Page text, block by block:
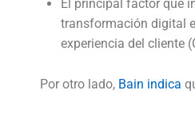
El principal factor que
transformación digital
experiencia del cliente
Por otro lado, Bain indica